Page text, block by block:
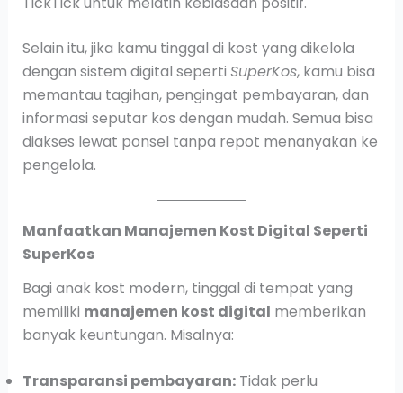
Selain itu, jika kamu tinggal di kost yang dikelola
dengan sistem digital seperti SuperKos, kamu bisa
memantau tagihan, pengingat pembayaran, dan
informasi seputar kos dengan mudah. Semua bisa
diakses lewat ponsel tanpa repot menanyakan ke
pengelola.
Manfaatkan Manajemen Kost Digital Seperti
SuperKos
Bagi anak kost modern, tinggal di tempat yang
memiliki manajemen kost digital memberikan
banyak keuntungan. Misalnya:
Transparansi pembayaran:Tidak perlu